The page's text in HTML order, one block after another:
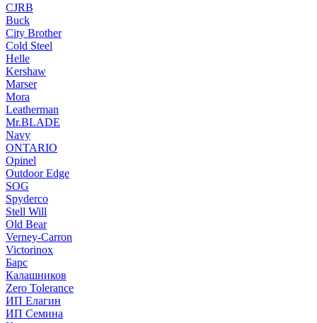
CJRB
Buck
City Brother
Cold Steel
Helle
Kershaw
Marser
Mora
Leatherman
Mr.BLADE
Navy
ONTARIO
Opinel
Outdoor Edge
SOG
Spyderco
Stell Will
Old Bear
Verney-Carron
Victorinox
Барс
Калашников
Zero Tolerance
ИП Елагин
ИП Семина